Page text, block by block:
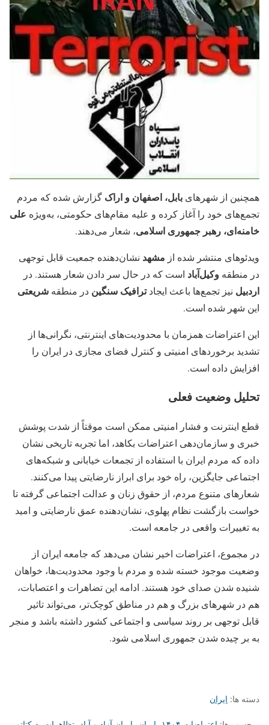
همچنین از شهرهای بابل، اصفهان و اراک گزارش شده که مردم
تجمع‌های خود را آغاز کرده و علیه مقام‌های حکومتی، به‌ویژه علی
خامنه‌ای، رهبر جمهوری اسلامی، شعار می‌دهند.
ویدئوهای منتشر شده از مشهد نشان‌دهنده جمعیت قابل توجهی
در منطقه وکیل‌آباد است که در حال سر دادن شعار هستند. در
اردبیل نیز تجمع‌ها باعث ایجادترافیک سنگین در منطقه شریعتی
این شهر شده است.
این اعتراضات همزمان با محدودیت‌های اینترنتی، نگرانی‌ها از
تشدید برخوردهای امنیتی و کنترل فضای مجازی در ایران را
افزایش داده است.
تحلیل وضعیت فعلی
قطع اینترنت و فشار امنیتی ممکن است موقتاً از شدت پوشش
خبری و سازمان‌دهی اعتراضات بکاهد، اما تجربه تاریخی نشان
داده که مردم ایران با استفاده از تجمعات خیابانی و شبکه‌های
اجتماعی جایگزین، راه خود برای ابراز نارضایتی پیدا می‌کنند.
شعارهای متنوع مردم، از حقوق زنان و عدالت اجتماعی گرفته تا
خواست بازگشت نظام پهلوی، نشان‌دهنده عمق نارضایتی و امید
به تغییرات واقعی در جامعه است.
در مجموع، اعتراضات اخیر نشان می‌دهد که جامعه ایران از
وضعیت موجود خسته شده و مردم با وجود محدودیت‌ها، خواهان
شنیده شدن صدای خود هستند. ادامه این تضاهرات و اعتصابات،
هم در شهرهای بزرگ و هم در مناطق کوچک‌تر، می‌تواند تاثیر
قابل توجهی بر روند سیاسی و اجتماعی کشور داشته باشد و منجر
به بر چیده شدن جمهوری اسلامی شود.
دسته ها: ایران